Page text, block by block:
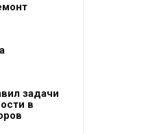
задачи
в